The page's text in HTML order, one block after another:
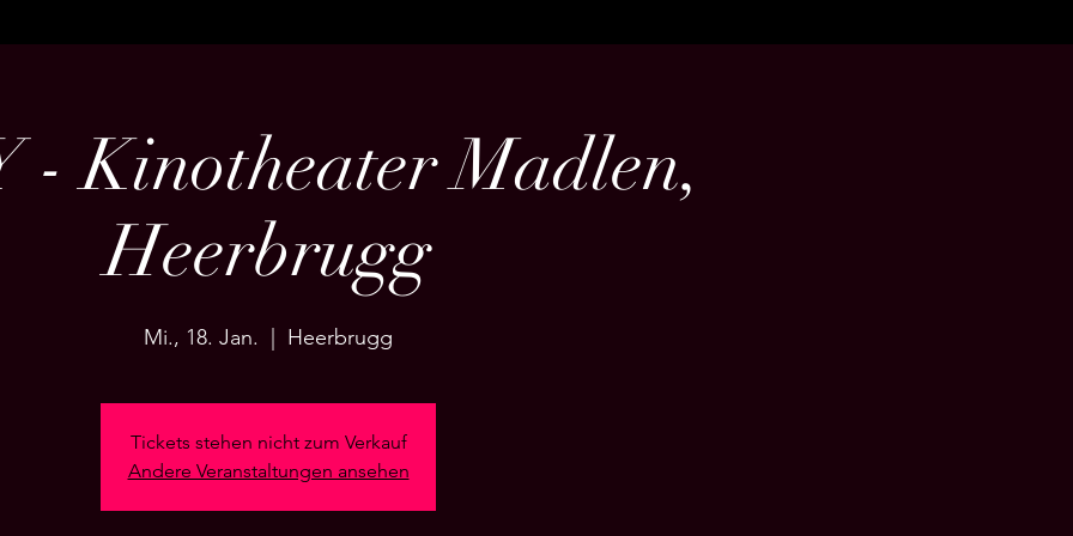
- Kinotheater Madlen,
Heerbrugg
Mi., 18. Jan. Heerbrugg
Tickets stehen nicht zum Verkauf
Andere Veranstaltungen ansehen